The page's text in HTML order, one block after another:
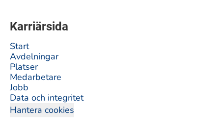
Karriärsida
Start
Avdelningar
Platser
Medarbetare
Jobb
Data och integritet
Hantera cookies